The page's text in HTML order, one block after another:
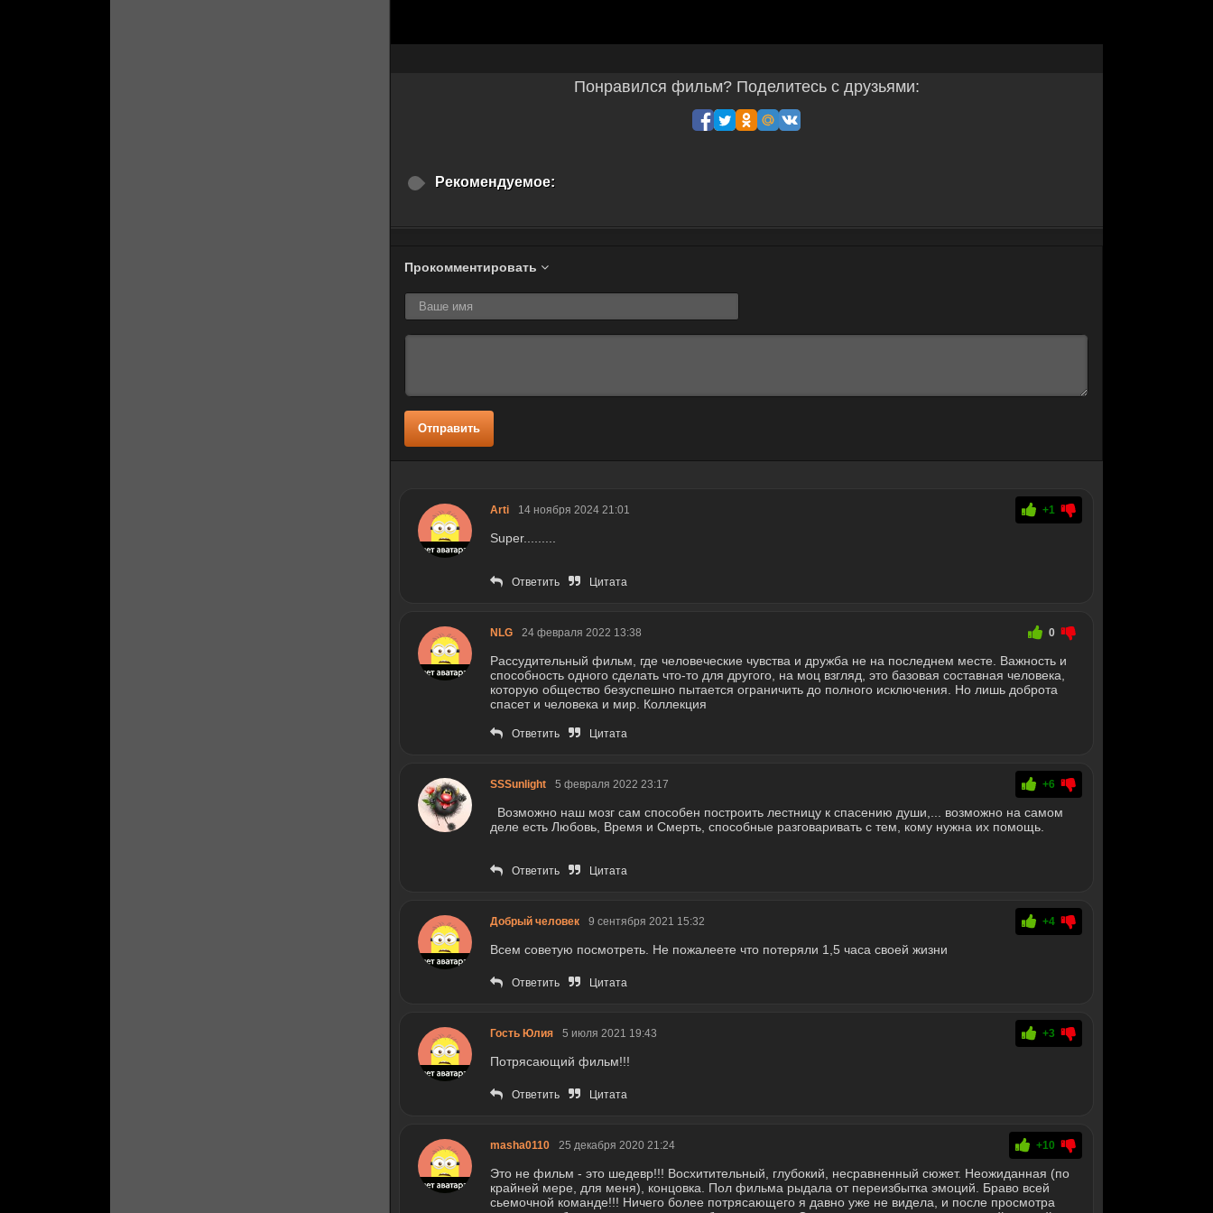
Понравился фильм? Поделитесь с друзьями:
Рекомендуемое:
Прокомментировать
Отправить
Arti 14 ноября 2024 21:01 +1
Super.........
Ответить Цитата
NLG 24 февраля 2022 13:38 0
Рассудительный фильм, где человеческие чувства и дружба не на последнем месте. Важность и
способность одного сделать что-то для другого, на моц взгляд, это базовая составная человека,
которую общество безуспешно пытается ограничить до полного исключения. Но лишь доброта
спасет и человека и мир. Коллекция
Ответить Цитата
SSSunlight 5 февраля 2022 23:17 +6
Возможно наш мозг сам способен построить лестницу к спасению души,... возможно на самом
деле есть Любовь, Время и Смерть, способные разговаривать с тем, кому нужна их помощь.
Ответить Цитата
Добрый человек 9 сентября 2021 15:32 +4
Всем советую посмотреть. Не пожалеете что потеряли 1,5 часа своей жизни
Ответить Цитата
Гость Юлия 5 июля 2021 19:43 +3
Потрясающий фильм!!!
Ответить Цитата
masha0110 25 декабря 2020 21:24 +10
Это не фильм - это шедевр!!! Восхитительный, глубокий, несравненный сюжет. Неожиданная (по
крайней мере, для меня), концовка. Пол фильма рыдала от переизбытка эмоций. Браво всей
сьемочной команде!!! Ничего более потрясающего я давно уже не видела, и после просмотра